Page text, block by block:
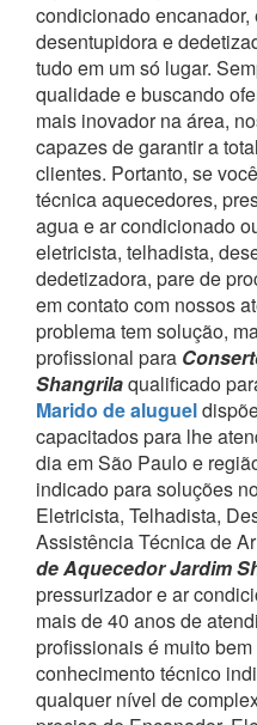
condicionado
desentupidora e
tudo em um só lugar.
qualidade e buscando
mais inovador na área,
capazes de garantir a
clientes. Portanto, se
técnica aquecedores,
agua e ar condicionado
eletricista, telhadista,
dedetizadora, pare de
em contato com nossos
problema tem solução,
profissional para
Shangrilaqualificado
Marido de aluguel
capacitados para lhe
dia em São Paulo e
indicado para soluções
Eletricista, Telhadista,
Assistência Técnica de
de Aquecedor Jardim
pressurizador e ar
mais de 40 anos de
profissionais é muito
conhecimento técnico
qualquer nível de